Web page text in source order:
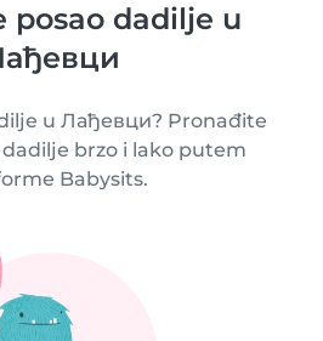
posao dadilje u
u Лађевци? Pronađite
brzo i lako putem
Babysits.